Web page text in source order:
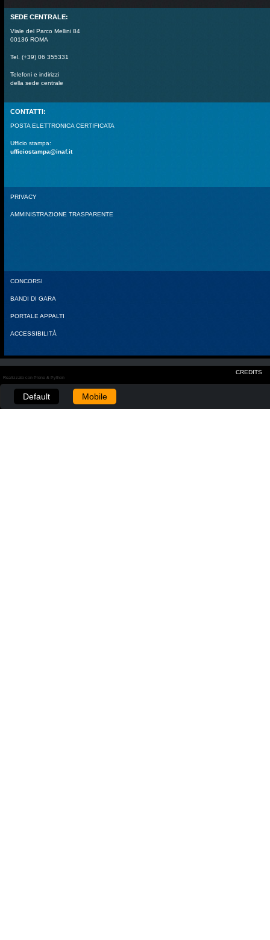
SEDE CENTRALE:
Viale del Parco Mellini 84
00136 ROMA
Tel. (+39) 06 355331
Telefoni e indirizzi
della sede centrale
CONTATTI:
POSTA ELETTRONICA CERTIFICATA
Ufficio stampa:
ufficiostampa@inaf.it
PRIVACY
AMMINISTRAZIONE TRASPARENTE
CONCORSI
BANDI DI GARA
PORTALE APPALTI
ACCESSIBILITÀ
CREDITS
Realizzato con Plone & Python
Default Mobile